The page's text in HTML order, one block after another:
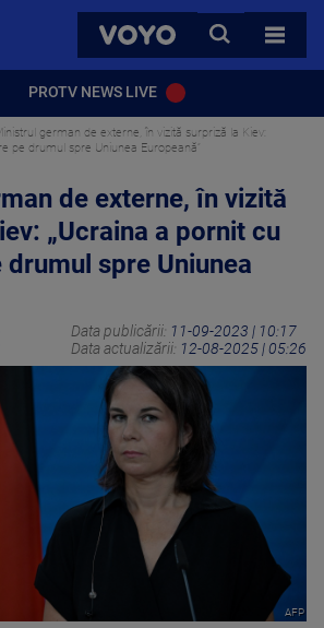
VOYO
CAUTA
TOATE
PROTV NEWS LIVE
german de externe, în vizită surpriză la Kiev:
pe drumul spre Uniunea Europeană”
de externe, în vizită
„Ucraina a pornit cu
spre Uniunea
Data publicării: 11-09-2023 | 10:17
Data actualizării: 12-08-2025 | 05:26
AFP